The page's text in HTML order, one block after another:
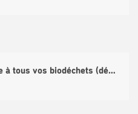
Offrez une nouvelle vie à tous vos biodéchets (dépliant d'information)